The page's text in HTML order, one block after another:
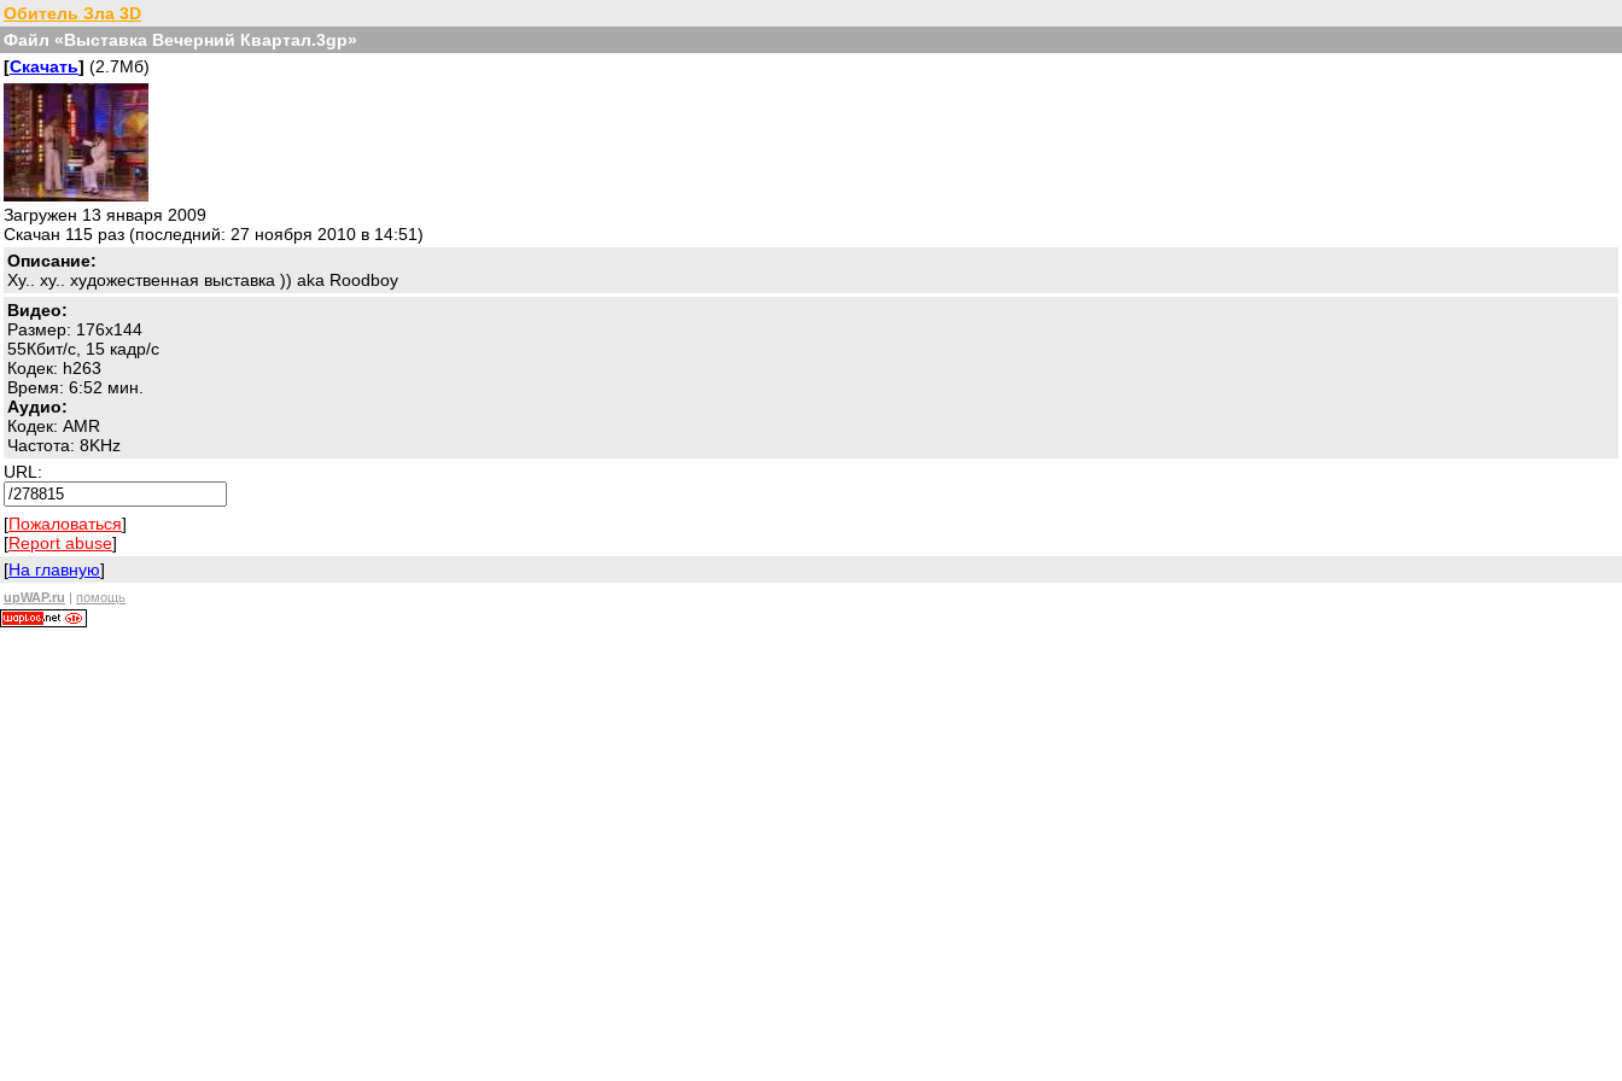
Обитель Зла 3D
Файл «Выставка Вечерний Квартал.3gp»
[Скачать] (2.7Мб)
Загружен 13 января 2009
Скачан 115 раз (последний: 27 ноября 2010 в 14:51)
Описание:
Ху.. ху.. художественная выставка )) aka Roodboy
Видео:
Размер: 176x144
55Кбит/с, 15 кадр/с
Кодек: h263
Время: 6:52 мин.
Аудио:
Кодек: AMR
Частота: 8KHz
URL:
[Пожаловаться]
[Report abuse]
[На главную]
upWAP.ru | помощь